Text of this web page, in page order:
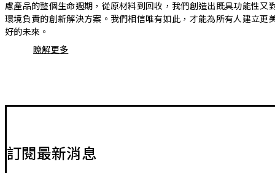
慮產品的整個生命週期，從原材料到回收，我們創造出既具功能性又
環境負責的創新解決方案。我們相信唯有如此，才能為所有人建立更
好的未來。
瞭解更多
訂閱最新消息